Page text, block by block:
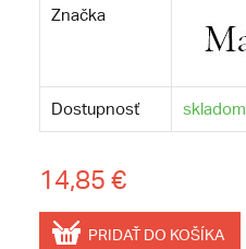
Značka
Dostupnosť
14,85 €
PRIDAŤ DO KOŠÍKA